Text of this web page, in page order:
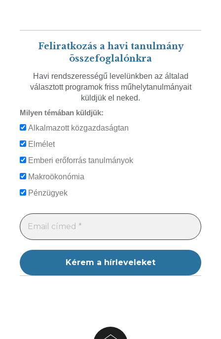
Feliratkozás a havi tanulmány
összefoglalónkra
Havi rendszerességű levelünkben az általad
választott programok friss műhelytanulmányait
küldjük el neked.
Milyen témában küldjük:
Alkalmazott közgazdaságtan
Elmélet
Emberi erőforrás tanulmányok
Makroökonómia
Pénzügyek